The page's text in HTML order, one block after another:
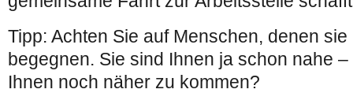
Tipp: Achten Sie auf Menschen, denen
begegnen. Sie sind Ihnen ja schon nahe
Ihnen noch näher zu kommen?